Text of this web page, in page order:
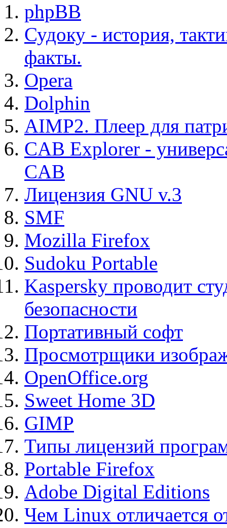
phpBB
Судоку - история,
факты.
Opera
Dolphin
AIMP2. Плеер для
CAB Explorer -
CAB
Лицензия GNU v.3
SMF
Mozilla Firefox
Sudoku Portable
Kaspersky проводит
безопасности
Портативный софт
Просмотрщики
OpenOffice.org
Sweet Home 3D
GIMP
Типы лицензий
Portable Firefox
Adobe Digital Editions
Чем Linux отличается